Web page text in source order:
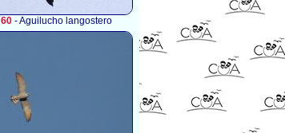
60- Aguilucho langostero